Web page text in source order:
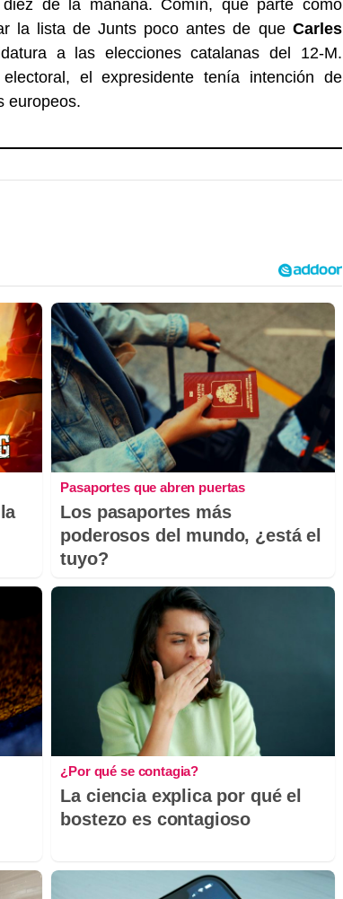
de la mañana. Comín, que parte como
la lista de Junts poco antes de que Carles
a las elecciones catalanas del 12-M.
el expresidente tenía intención de
europeos.
Pasaportes que abren puertas
Los pasaportes más
poderosos del mundo, ¿está el
tuyo?
¿Por qué se contagia?
La ciencia explica por qué el
bostezo es contagioso